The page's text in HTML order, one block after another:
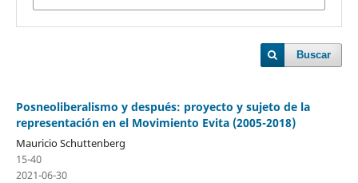
Buscar
Posneoliberalismo y después: proyecto y sujeto de la
representación en el Movimiento Evita (2005-2018)
Mauricio Schuttenberg
15-40
2021-06-30